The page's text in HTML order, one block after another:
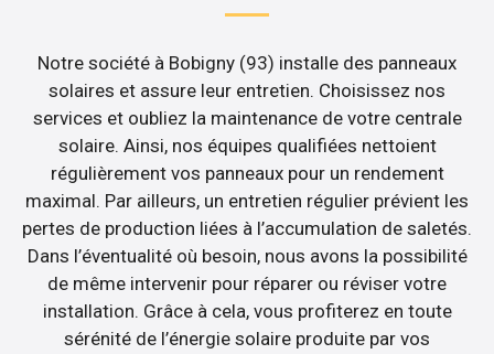
Notre société à Bobigny (93) installe des panneaux
solaires et assure leur entretien. Choisissez nos
services et oubliez la maintenance de votre centrale
solaire. Ainsi, nos équipes qualifiées nettoient
régulièrement vos panneaux pour un rendement
maximal. Par ailleurs, un entretien régulier prévient les
pertes de production liées à l’accumulation de saletés.
Dans l’éventualité où besoin, nous avons la possibilité
de même intervenir pour réparer ou réviser votre
installation. Grâce à cela, vous profiterez en toute
sérénité de l’énergie solaire produite par vos